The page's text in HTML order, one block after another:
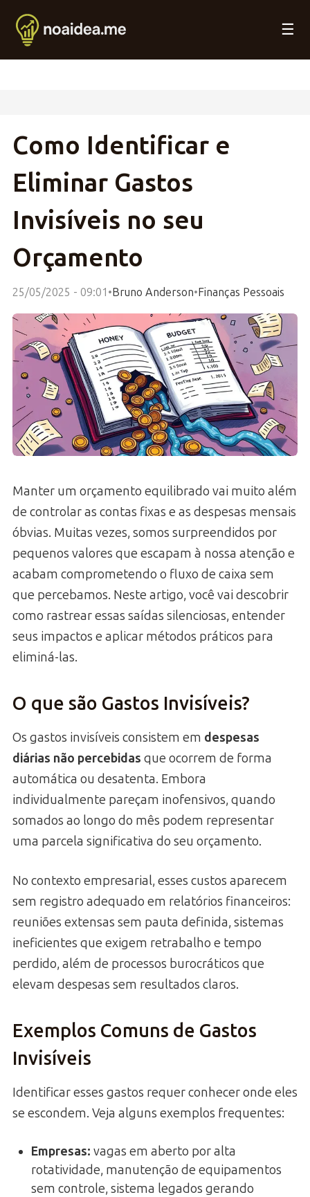
☰
Como Identificar e
Eliminar Gastos
Invisíveis no seu
Orçamento
25/05/2025 - 09:01 •Bruno Anderson•Finanças Pessoais
Manter um orçamento equilibrado vai muito além
de controlar as contas fixas e as despesas mensais
óbvias. Muitas vezes, somos surpreendidos por
pequenos valores que escapam à nossa atenção e
acabam comprometendo o fluxo de caixa sem
que percebamos. Neste artigo, você vai descobrir
como rastrear essas saídas silenciosas, entender
seus impactos e aplicar métodos práticos para
eliminá-las.
O que são Gastos Invisíveis?
Os gastos invisíveis consistem em despesas
diárias não percebidas que ocorrem de forma
automática ou desatenta. Embora
individualmente pareçam inofensivos, quando
somados ao longo do mês podem representar
uma parcela significativa do seu orçamento.
No contexto empresarial, esses custos aparecem
sem registro adequado em relatórios financeiros:
reuniões extensas sem pauta definida, sistemas
ineficientes que exigem retrabalho e tempo
perdido, além de processos burocráticos que
elevam despesas sem resultados claros.
Exemplos Comuns de Gastos
Invisíveis
Identificar esses gastos requer conhecer onde eles
se escondem. Veja alguns exemplos frequentes:
Empresas: vagas em aberto por alta
rotatividade, manutenção de equipamentos
sem controle, sistema legados gerando